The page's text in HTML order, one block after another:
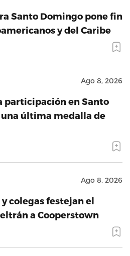
Santo Domingo pone fin
y del Caribe
Ago 8, 2026
participación en Santo
última medalla de
Ago 8, 2026
colegas festejan el
a Cooperstown